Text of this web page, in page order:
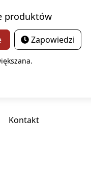
produktów
Zapowiedzi
Kontakt